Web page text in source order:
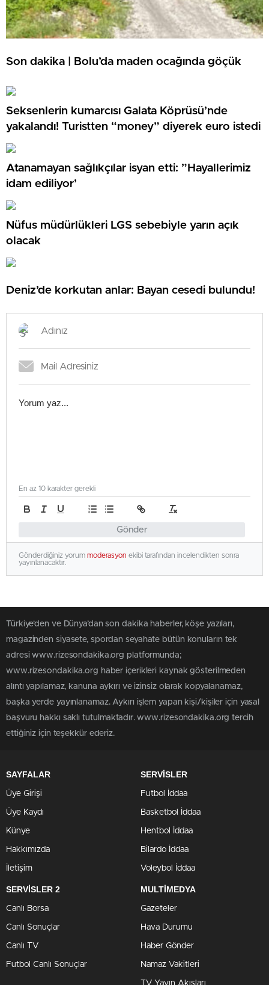
Son dakika | Bolu’da maden ocağında göçük
Seksenlerin kumarcısı Galata Köprüsü’nde
yakalandı! Turistten “money” diyerek euro istedi
Atanamayan sağlıkçılar isyan etti: ”Hayallerimiz
idam ediliyor’
Nüfus müdürlükleri LGS sebebiyle yarın açık
olacak
Deniz’de korkutan anlar: Bayan cesedi bulundu!
Gönder
En az 10 karakter gerekli
Gönderdiğiniz yorum moderasyon ekibi tarafından incelendikten sonra
yayınlanacaktır.
Türkiye'den ve Dünya’dan son dakika haberler, köşe yazıları,
magazinden siyasete, spordan seyahate bütün konuların tek
adresi www.rizesondakika.org platformunda;
www.rizesondakika.org haber içerikleri kaynak gösterilmeden
alıntı yapılamaz, kanuna aykırı ve izinsiz olarak kopyalanamaz,
başka yerde yayınlanamaz. Aykırı işlem yapan kişi/kişiler için yasal
başvuru hakkı saklı tutulmaktadır. www.rizesondakika.org tercih
ettiğiniz için teşekkür ederiz.
SAYFALAR
Üye Girişi
Üye Kaydı
Künye
Hakkımızda
İletişim
SERVİSLER
Futbol İddaa
Basketbol İddaa
Hentbol İddaa
Bilardo İddaa
Voleybol İddaa
SERVİSLER 2
Canlı Borsa
Canlı Sonuçlar
Canlı TV
Futbol Canlı Sonuçlar
MULTİMEDYA
Gazeteler
Hava Durumu
Haber Gönder
Namaz Vakitleri
TV Yayın Akışları